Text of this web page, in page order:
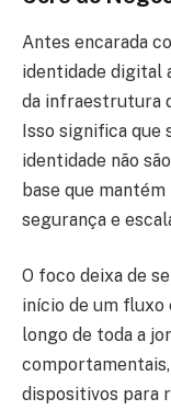
Antes encarada
identidade digital
da infraestrutura
Isso significa que
identidade não
base que
segurança e
O foco deixa de
início de um fluxo
longo de toda a
dispositivos para